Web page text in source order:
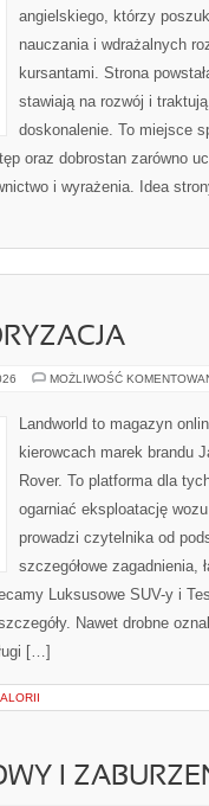
angielskiego, którzy
nauczania i wdrażalnych
kursantami. Strona
stawiają na rozwój i
doskonalenie. To miejsce
oraz dobrostan zarówno
i wyrażenia. Idea
MOŻLIWOŚĆ
Landworld to magazyn
kierowcach marek brandu
Rover. To platforma dla
ogarniać eksploatację
prowadzi czytelnika od
szczegółowe zagadnienia,
Luksusowe SUV-y i
Nawet drobne
[…]
I